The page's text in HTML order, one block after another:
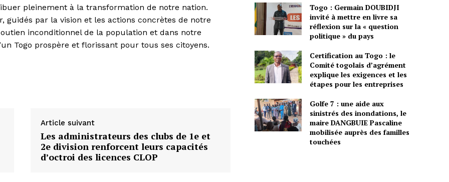
pleinement à la transformation de notre nation.
par la vision et les actions concrètes de notre
inconditionnel de la population et dans notre
Togo prospère et florissant pour tous ses citoyens.
Article suivant
Les administrateurs des clubs de 1e et
2e division renforcent leurs capacités
d’octroi des licences CLOP
Togo : Germain DOUBIDJI
invité à mettre en livre sa
réflexion sur la « question
politique » du pays
Certification au Togo : le
Comité togolais d’agrément
explique les exigences et les
étapes pour les entreprises
Golfe 7 : une aide aux
sinistrés des inondations, le
maire DANGBUIE Pascaline
mobilisée auprès des familles
touchées